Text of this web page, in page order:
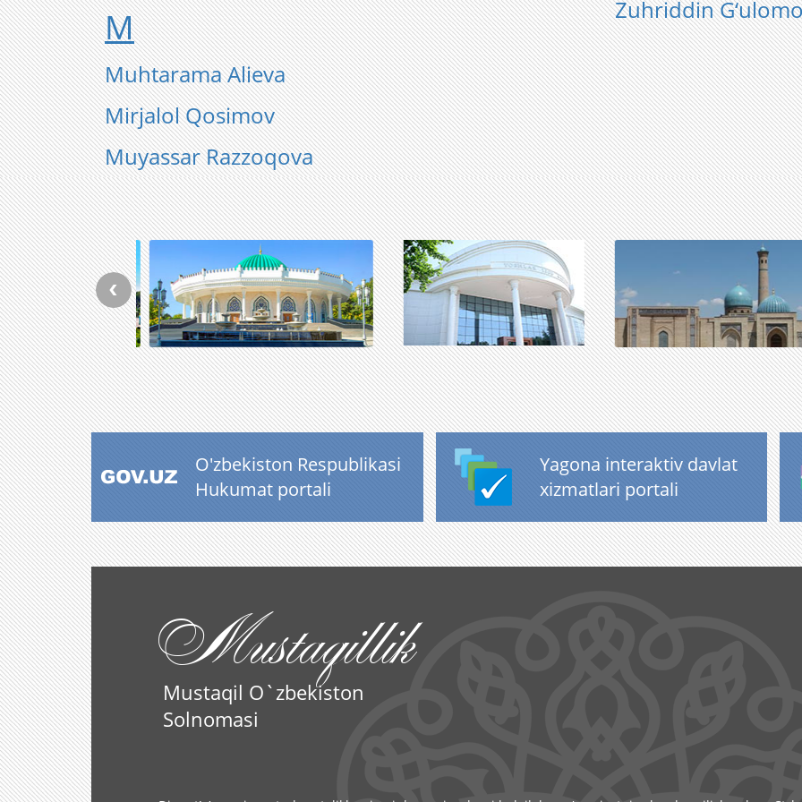
M
Muhtarama Alieva
Mirjalol Qosimov
Muyassar Razzoqova
Zuhriddin
O'zbekiston Respublikasi
Hukumat portali
Yagona interaktiv davlat
xizmatlari portali
Mustaqillik
Mustaqil O`zbekiston
Solnomasi